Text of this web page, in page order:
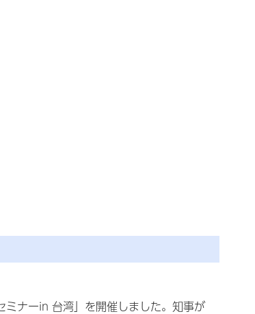
ナーin 台湾」を開催しました。知事が